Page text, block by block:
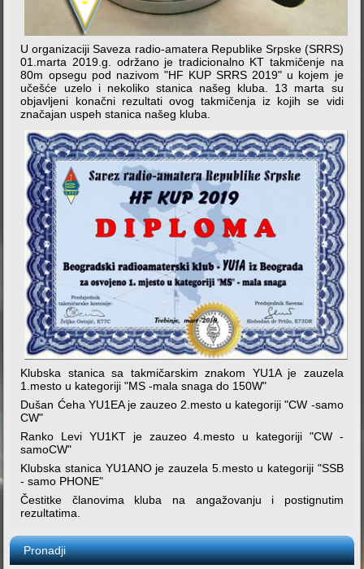
U organizaciji Saveza radio-amatera Republike Srpske (SRRS)
01.marta 2019.g. održano je tradicionalno KT takmičenje na
80m opsegu pod nazivom "HF KUP SRRS 2019" u kojem je
učešće uzelo i nekoliko stanica našeg kluba. 13 marta su
objavljeni konačni rezultati ovog takmičenja iz kojih se vidi
značajan uspeh stanica našeg kluba.
Klubska stanica sa takmičarskim znakom YU1A je zauzela
1.mesto u kategoriji "MS -mala snaga do 150W"
Dušan Ćeha YU1EA je zauzeo 2.mesto u kategoriji "CW -samo
CW"
Ranko Levi YU1KT je zauzeo 4.mesto u kategoriji "CW -
samoCW"
Klubska stanica YU1ANO je zauzela 5.mesto u kategoriji "SSB
- samo PHONE"
Čestitke članovima kluba na angažovanju i postignutim
rezultatima.
Pronadji